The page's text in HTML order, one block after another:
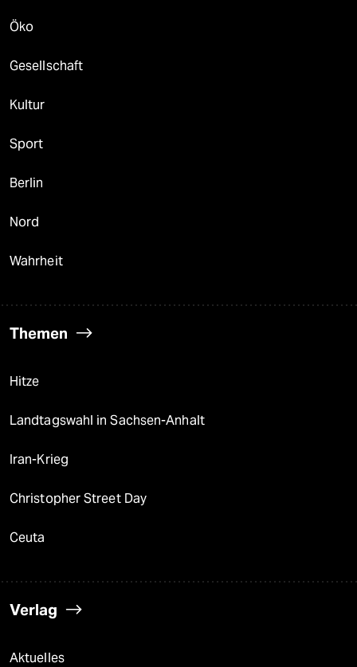
Öko
Gesellschaft
Kultur
Sport
Berlin
Nord
Wahrheit
Themen
Hitze
Landtagswahl in Sachsen-Anhalt
Iran-Krieg
Christopher Street Day
Ceuta
Verlag
Aktuelles